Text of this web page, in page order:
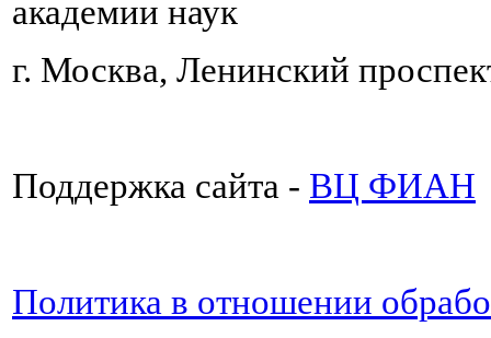
академии наук
г. Москва, Ленинский
Поддержка сайта - ВЦ ФИАН
Политика в отношении